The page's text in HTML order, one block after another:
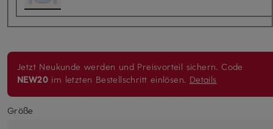
Jetzt Neukunde werden und Preisvorteil sichern. Code
NEW20 im letzten Bestellschritt einlösen. Details
Größe